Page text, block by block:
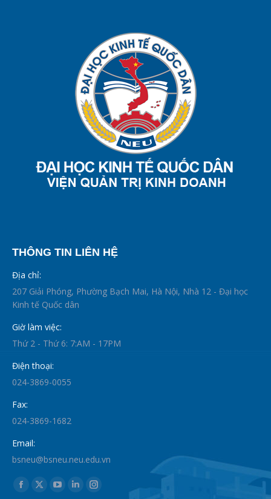
THÔNG TIN LIÊN HỆ
Địa chỉ:
207 Giải Phóng, Phường Bạch Mai, Hà Nội, Nhà 12 - Đại học
Kinh tế Quốc dân
Giờ làm việc:
Thứ 2 - Thứ 6: 7:AM - 17PM
Điện thoại:
024-3869-0055
Fax:
024-3869-1682
Email:
bsneu@bsneu.neu.edu.vn
Find us on:
Facebook
X
YouTube
LinkedinInstagram